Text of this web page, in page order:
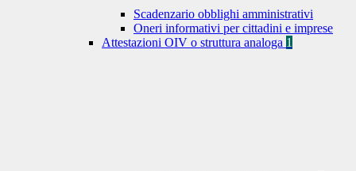
Scadenzario obblighi amministrativi
Oneri informativi per cittadini e imprese
Attestazioni OIV o struttura analoga 1